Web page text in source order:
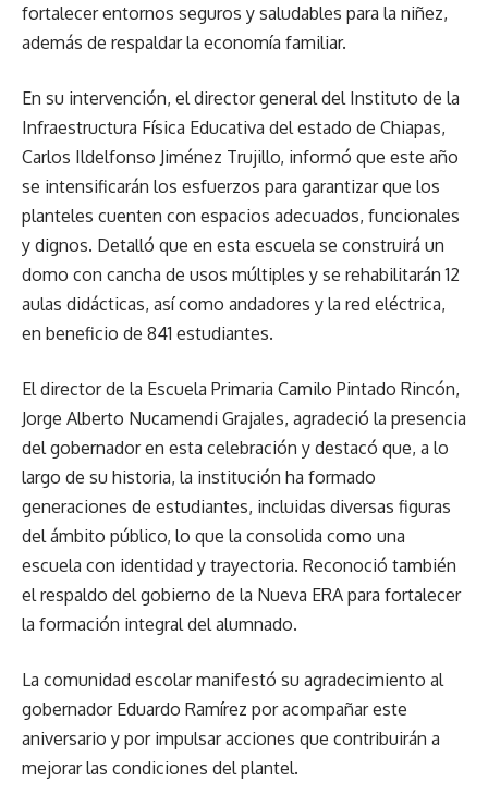
fortalecer entornos seguros y saludables para la niñez,
además de respaldar la economía familiar.
En su intervención, el director general del Instituto de la
Infraestructura Física Educativa del estado de Chiapas,
Carlos Ildelfonso Jiménez Trujillo, informó que este año
se intensificarán los esfuerzos para garantizar que los
planteles cuenten con espacios adecuados, funcionales
y dignos. Detalló que en esta escuela se construirá un
domo con cancha de usos múltiples y se rehabilitarán 12
aulas didácticas, así como andadores y la red eléctrica,
en beneficio de 841 estudiantes.
El director de la Escuela Primaria Camilo Pintado Rincón,
Jorge Alberto Nucamendi Grajales, agradeció la presencia
del gobernador en esta celebración y destacó que, a lo
largo de su historia, la institución ha formado
generaciones de estudiantes, incluidas diversas figuras
del ámbito público, lo que la consolida como una
escuela con identidad y trayectoria. Reconoció también
el respaldo del gobierno de la Nueva ERA para fortalecer
la formación integral del alumnado.
La comunidad escolar manifestó su agradecimiento al
gobernador Eduardo Ramírez por acompañar este
aniversario y por impulsar acciones que contribuirán a
mejorar las condiciones del plantel.